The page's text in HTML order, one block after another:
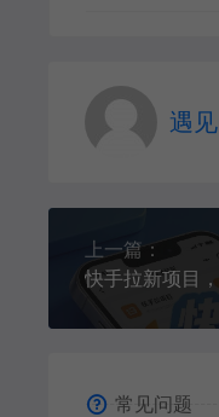
遇见
上一篇：
常见问题